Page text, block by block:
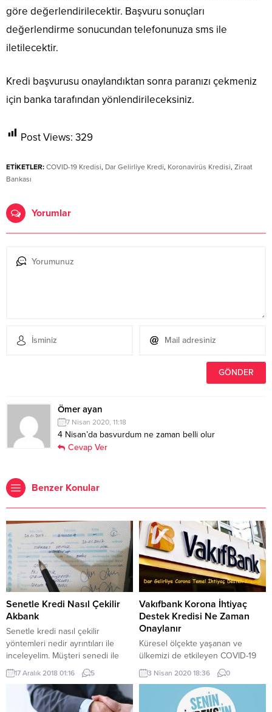
göre değerlendirilecektir. Başvuru sonuçları
değerlendirme sonucundan telefonunuza sms ile
iletilecektir.
Kredi başvurusu onaylandıktan sonra paranızı çekmeniz
için banka tarafından yönlendirileceksiniz.
Post Views: 329
ETİKETLER: COVID-19 Kredisi, Dar Gelirliye Kredi, Koronavirüs Kredisi, Ziraat
Bankası
Yorumlar
Ömer ayan
7 Nisan 2020, 11:18
4 Nisan’da basvurdum ne zaman belli olur
Cevap Ver
Benzer Konular
Senetle Kredi Nasıl Çekilir
Akbank
Senetle kredi nasıl çekilir
yöntemleri nedir ayrıntıları ile
inceleyelim. Müşteri senedi ile
kredi farklı kendi imzalayacağınız
senet ile kredi farklıdır. Ziraat
Bankası senet ile kredi verirken
Akbank senet ile kredi
17 Aralık 2018 01:16 5
Vakıfbank Korona İhtiyaç
Destek Kredisi Ne Zaman
Onaylanır
Küresel ölçekte yaşanan ve
ülkemizi de etkileyen COVID-19
Koronavirüs salgınının ekonomik
hayata, üretim ve istihdama ilişkin
olası hasarlarını en aza indirme
hedefiyle uygulamaya alınan
3 Nisan 2020 18:36 0